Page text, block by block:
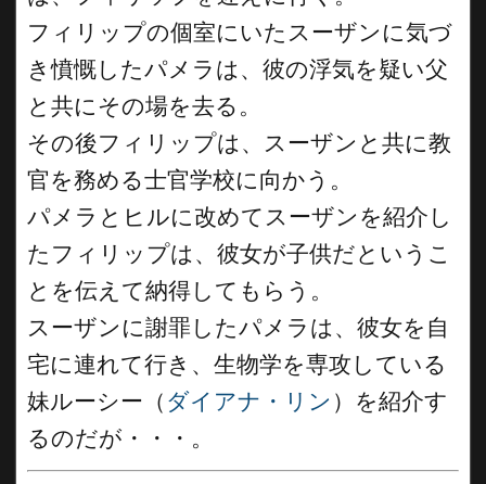
フィリップの個室にいたスーザンに気づ
き憤慨したパメラは、彼の浮気を疑い父
と共にその場を去る。
その後フィリップは、スーザンと共に教
官を務める士官学校に向かう。
パメラとヒルに改めてスーザンを紹介し
たフィリップは、彼女が子供だというこ
とを伝えて納得してもらう。
スーザンに謝罪したパメラは、彼女を自
宅に連れて行き、生物学を専攻している
妹ルーシー（ ダイアナ・リン ）を紹介す
るのだが・・・。